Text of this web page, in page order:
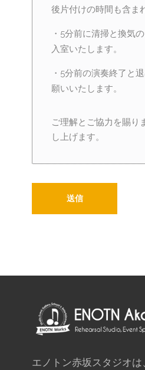
後片付けの時間も含ま
・5分前に清掃と換気
入室いたします。
・5分前の演奏終了と
願いいたします。
ご理解とご協力を賜り
し上げます。
エノトン赤坂スタジオは